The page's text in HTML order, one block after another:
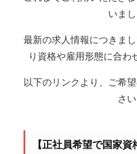
いまし
最新の求人情報につきま
り資格や雇用形態に合わ
以下のリンクより、ご希
さい
【正社員希望で国家